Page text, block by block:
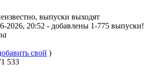
выпуски выходят
2026, 20:52 - добавлены 1-775 выпуски!
свой )
533